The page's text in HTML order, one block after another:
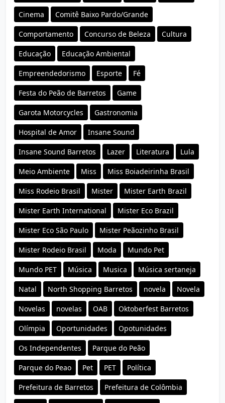
Cinema Comitê Baixo Pardo/Grande
Comportamento Concurso de Beleza Cultura
Educação Educação Ambiental
Empreendedorismo Esporte Fé
Festa do Peão de Barretos Game
Garota Motorcycles Gastronomia
Hospital de Amor Insane Sound
Insane Sound Barretos Lazer Literatura Lula
Meio Ambiente Miss Miss Boiadeirinha Brasil
Miss Rodeio Brasil Mister Mister Earth Brazil
Mister Earth International Mister Eco Brazil
Mister Eco São Paulo Mister Peãozinho Brasil
Mister Rodeio Brasil Moda Mundo Pet
Mundo PET Música Musica Música sertaneja
Natal North Shopping Barretos novela Novela
Novelas novelas OAB Oktoberfest Barretos
Olímpia Oportunidades Opotunidades
Os Independentes Parque do Peão
Parque do Peao Pet PET Política
Prefeitura de Barretos Prefeitura de Colômbia